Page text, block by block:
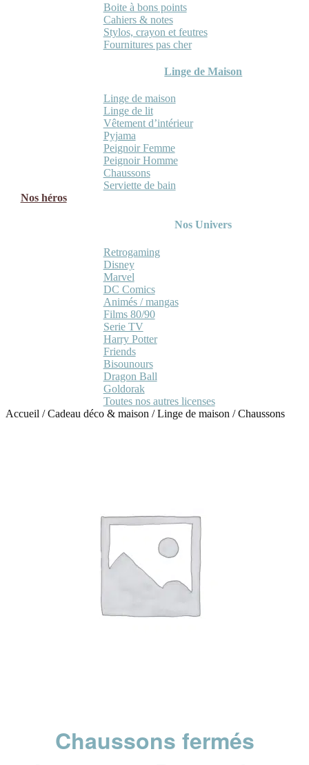
Boite à bons points
Cahiers & notes
Stylos, crayon et feutres
Fournitures pas cher
Linge de Maison
Linge de maison
Linge de lit
Vêtement d’intérieur
Pyjama
Peignoir Femme
Peignoir Homme
Chaussons
Serviette de bain
Nos héros
Nos Univers
Retrogaming
Disney
Marvel
DC Comics
Animés / mangas
Films 80/90
Serie TV
Harry Potter
Friends
Bisounours
Dragon Ball
Goldorak
Toutes nos autres licenses
Accueil /Cadeau déco & maison /Linge de maison /Chaussons
Chaussons fermés